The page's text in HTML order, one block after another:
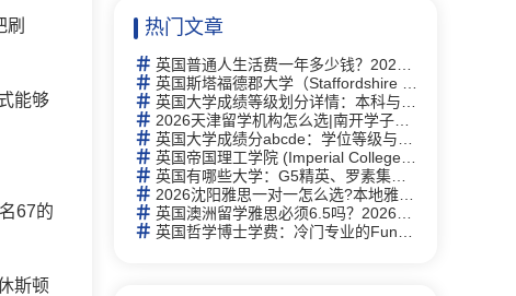
刷
能够
67的
斯顿
热门文章
英国普通人生活费一年多少钱？2026年最新生活成本全解析
英国斯塔福德郡大学（Staffordshire University）研究生有什么专业
英国大学成绩等级划分详情：本科与硕士学位等级详解及中英对照
2026天津留学机构怎么选|南开学子走访 6 家门店，新航道线下完整体验记录
英国大学成绩分abcde：学位等级与评分体系完全指南
英国帝国理工学院 (Imperial College London)留学指南：2026全球第2、专业及申请全攻略
英国有哪些大学：G5精英、罗素集团及热门院校详解
2026沈阳雅思一对一怎么选?本地雅思培训择校思路全梳理
英国澳洲留学雅思必须6.5吗？2026年最新要求详解与替代方案
英国哲学博士学费：冷门专业的Funding机会与申请策略